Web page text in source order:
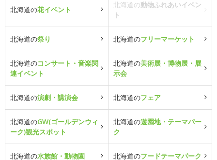
北海道の花イベント
北海道の動物ふれあいイベン
ト
北海道の祭り 北海道のフリーマーケット
北海道のコンサート・音楽関
連イベント
北海道の美術展・博物展・展
示会
北海道の演劇・講演会 北海道のフェア
北海道のGW(ゴールデンウィ
ーク)観光スポット
北海道の遊園地・テーマパー
ク
北海道の水族館・動物園 北海道のフードテーマパーク